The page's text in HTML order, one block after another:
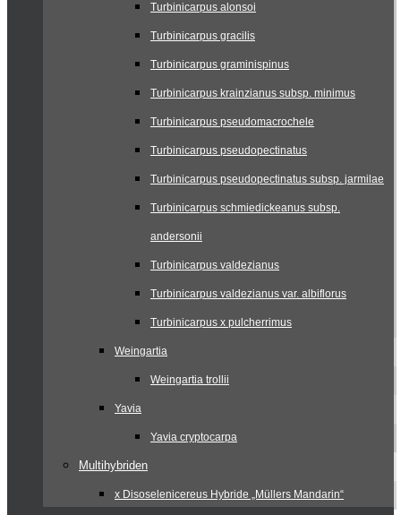
Turbinicarpus alonsoi
Turbinicarpus gracilis
Turbinicarpus graminispinus
Turbinicarpus krainzianus subsp. minimus
Turbinicarpus pseudomacrochele
Turbinicarpus pseudopectinatus
Turbinicarpus pseudopectinatus subsp. jarmilae
Turbinicarpus schmiedickeanus subsp.
andersonii
Turbinicarpus valdezianus
Turbinicarpus valdezianus var. albiflorus
Turbinicarpus x pulcherrimus
Weingartia
Weingartia trollii
Yavia
Yavia cryptocarpa
Multihybriden
x Disoselenicereus Hybride „Müllers Mandarin“